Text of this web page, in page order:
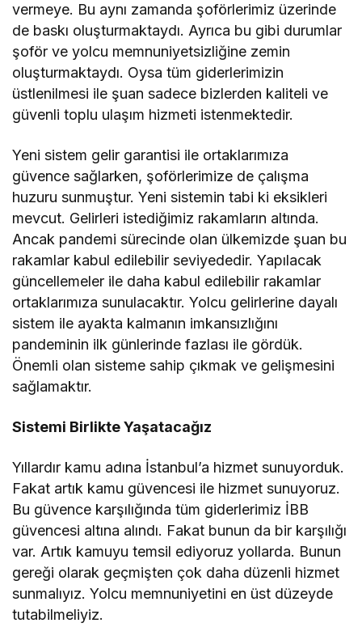
vermeye. Bu aynı zamanda şoförlerimiz üzerinde
de baskı oluşturmaktaydı. Ayrıca bu gibi durumlar
şoför ve yolcu memnuniyetsizliğine zemin
oluşturmaktaydı. Oysa tüm giderlerimizin
üstlenilmesi ile şuan sadece bizlerden kaliteli ve
güvenli toplu ulaşım hizmeti istenmektedir.
Yeni sistem gelir garantisi ile ortaklarımıza
güvence sağlarken, şoförlerimize de çalışma
huzuru sunmuştur. Yeni sistemin tabi ki eksikleri
mevcut. Gelirleri istediğimiz rakamların altında.
Ancak pandemi sürecinde olan ülkemizde şuan bu
rakamlar kabul edilebilir seviyededir. Yapılacak
güncellemeler ile daha kabul edilebilir rakamlar
ortaklarımıza sunulacaktır. Yolcu gelirlerine dayalı
sistem ile ayakta kalmanın imkansızlığını
pandeminin ilk günlerinde fazlası ile gördük.
Önemli olan sisteme sahip çıkmak ve gelişmesini
sağlamaktır.
Sistemi Birlikte Yaşatacağız
Yıllardır kamu adına İstanbul’a hizmet sunuyorduk.
Fakat artık kamu güvencesi ile hizmet sunuyoruz.
Bu güvence karşılığında tüm giderlerimiz İBB
güvencesi altına alındı. Fakat bunun da bir karşılığı
var. Artık kamuyu temsil ediyoruz yollarda. Bunun
gereği olarak geçmişten çok daha düzenli hizmet
sunmalıyız. Yolcu memnuniyetini en üst düzeyde
tutabilmeliyiz.